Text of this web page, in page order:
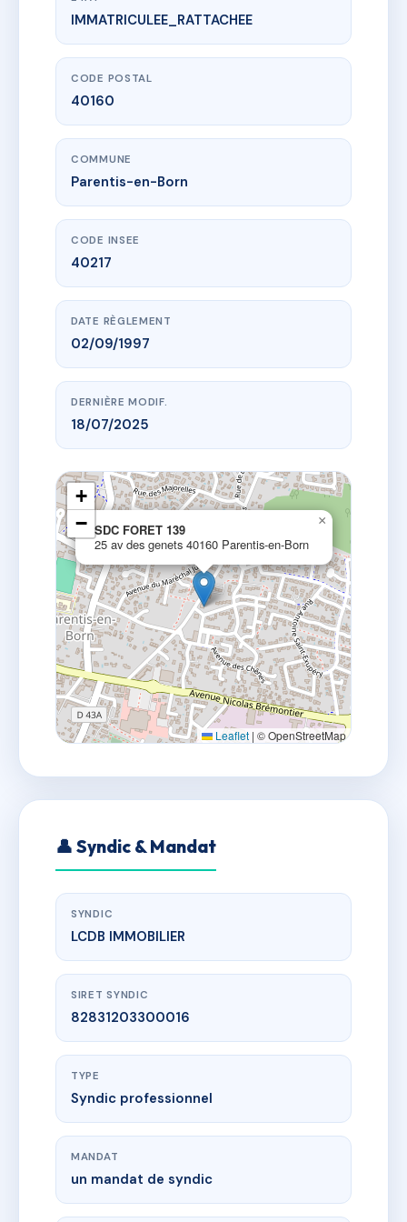
www.vme.plus/AB5902994
SDC FORET 139
25 av des genets40160 Parentis-en-Born
IMMATRICULEE_RATTACHEE
CODE POSTAL
40160
COMMUNE
Parentis-en-Born
CODE INSEE
40217
DATE RÈGLEMENT
02/09/1997
DERNIÈRE MODIF.
18/07/2025
SDC FORET 139
25 av des genets 40160 Parentis-en-Born
×
+
−
Leaflet | © OpenStreetMap
👤 Syndic & Mandat
SYNDIC
LCDB IMMOBILIER
SIRET SYNDIC
82831203300016
TYPE
Syndic professionnel
MANDAT
un mandat de syndic